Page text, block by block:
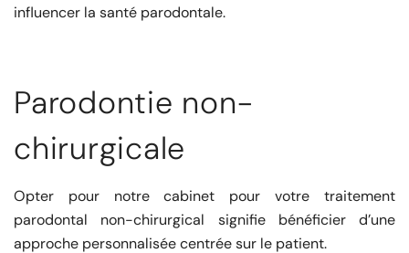
influencer la santé parodontale.
Parodontie non-
chirurgicale
Opter pour notre cabinet pour votre traitement
parodontal non-chirurgical signifie bénéficier d’une
approche personnalisée centrée sur le patient.